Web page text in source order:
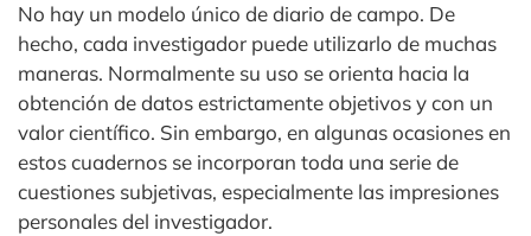
No hay un modelo único de diario de campo. De
hecho, cada investigador puede utilizarlo de muchas
maneras. Normalmente su uso se orienta hacia la
obtención de datos estrictamente objetivos y con un
valor científico. Sin embargo, en algunas ocasiones en
estos cuadernos se incorporan toda una serie de
cuestiones subjetivas, especialmente las impresiones
personales del investigador.